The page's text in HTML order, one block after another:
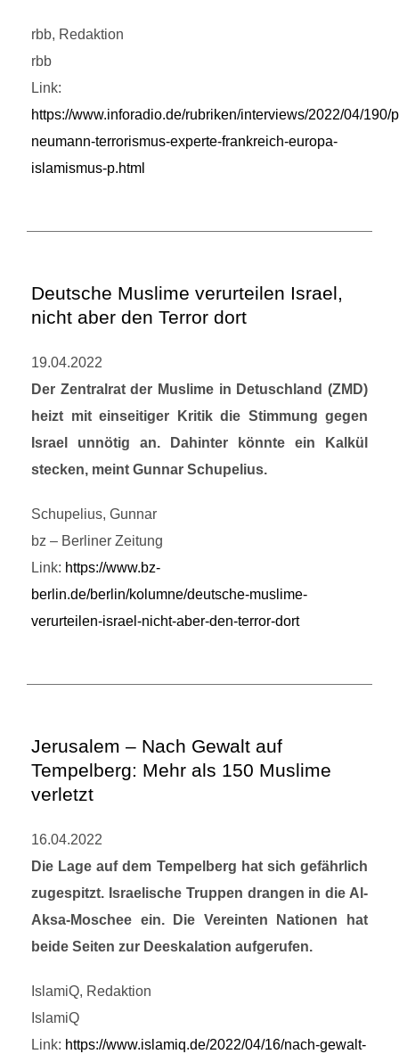
rbb, Redaktion
rbb
Link:
https://www.inforadio.de/rubriken/interviews/2022/04/190/
neumann-terrorismus-experte-frankreich-europa-
islamismus-p.html
Deutsche Muslime verurteilen Israel,
nicht aber den Terror dort
19.04.2022
Der Zentralrat der Muslime in Detuschland (ZMD)
heizt mit einseitiger Kritik die Stimmung gegen
Israel unnötig an. Dahinter könnte ein Kalkül
stecken, meint Gunnar Schupelius.
Schupelius, Gunnar
bz – Berliner Zeitung
Link: https://www.bz-
berlin.de/berlin/kolumne/deutsche-muslime-
verurteilen-israel-nicht-aber-den-terror-dort
Jerusalem – Nach Gewalt auf
Tempelberg: Mehr als 150 Muslime
verletzt
16.04.2022
Die Lage auf dem Tempelberg hat sich gefährlich
zugespitzt. Israelische Truppen drangen in die Al-
Aksa-Moschee ein. Die Vereinten Nationen hat
beide Seiten zur Deeskalation aufgerufen.
IslamiQ, Redaktion
IslamiQ
Link: https://www.islamiq.de/2022/04/16/nach-gewalt-